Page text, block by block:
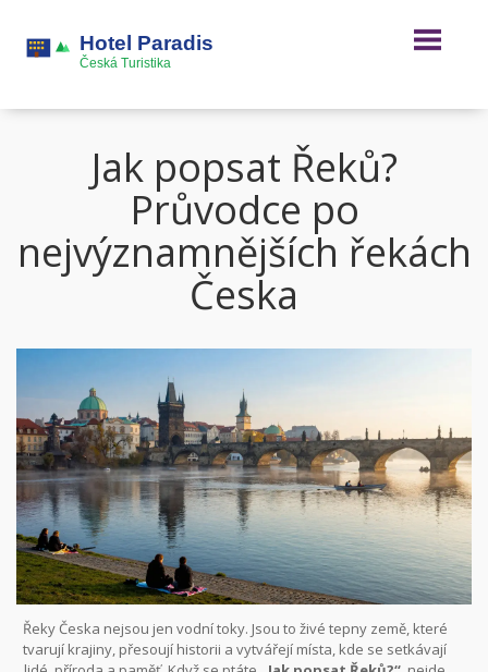
Jak popsat Řeků?
Průvodce po
nejvýznamnějších řekách
Česka
Řeky Česka nejsou jen vodní toky. Jsou to živé tepny země, které
tvarují krajiny, přesoují historii a vytvářejí místa, kde se setkávají